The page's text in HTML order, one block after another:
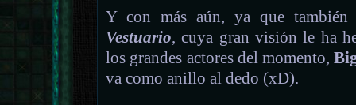
Y con más aún, ya que
Vestuario, cuya gran visión le ha
los grandes actores del momento,
va como anillo al dedo (xD).